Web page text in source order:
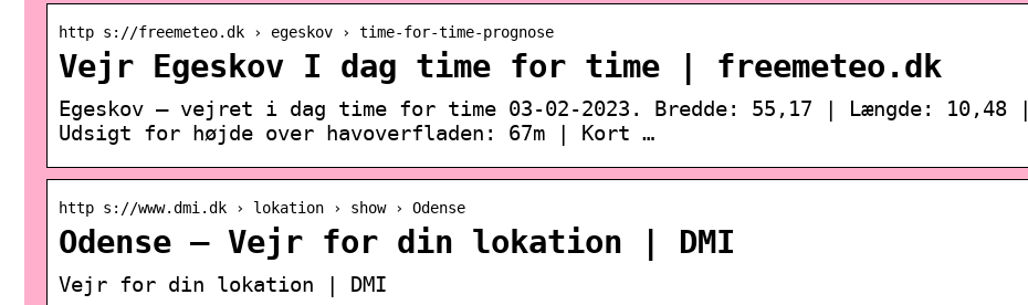
http s://freemeteo.dk › egeskov › time-for-time-prognose
Vejr Egeskov I dag time for time | freemeteo.dk
Egeskov – vejret i dag time for time 03-02-2023. Bredde: 55,17 | Længde: 10,48 |
Udsigt for højde over havoverfladen: 67m | Kort …
http s://www.dmi.dk › lokation › show › Odense
Odense – Vejr for din lokation | DMI
Vejr for din lokation | DMI